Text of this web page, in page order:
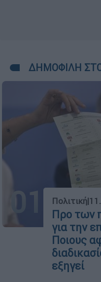
ΔΗΜΟΦΙΛΗ
01 Πολιτική|
Προ των
για την
Ποιους
εξηγεί